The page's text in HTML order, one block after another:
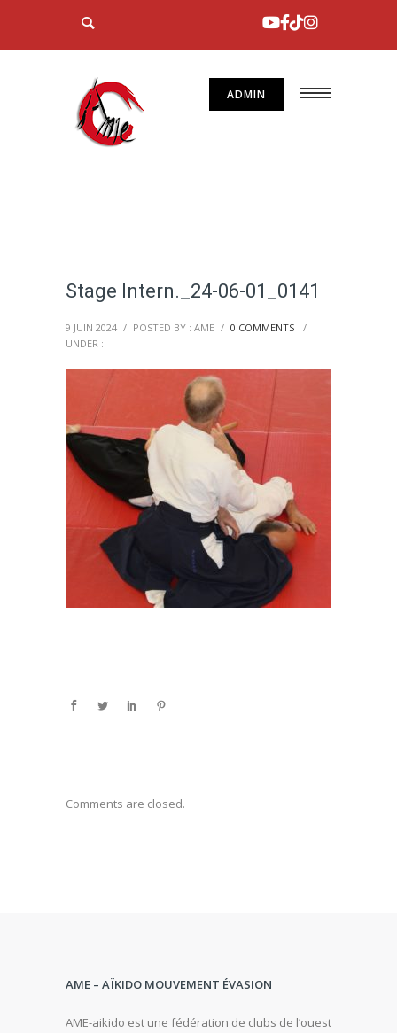
ADMIN
Stage Intern._24-06-01_0141
9 JUIN 2024 / POSTED BY : AME / 0 COMMENTS
/
UNDER :
Comments are closed.
AME – AÏKIDO MOUVEMENT ÉVASION
AME-aikido est une fédération de clubs de l’ouest